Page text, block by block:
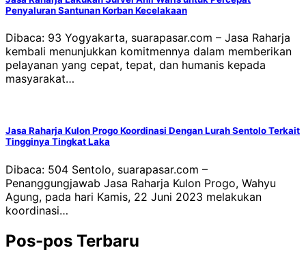
Penyaluran Santunan Korban Kecelakaan
Dibaca: 93 Yogyakarta, suarapasar.com – Jasa Raharja
kembali menunjukkan komitmennya dalam memberikan
pelayanan yang cepat, tepat, dan humanis kepada
masyarakat…
Jasa Raharja Kulon Progo Koordinasi Dengan Lurah Sentolo Terkait
Tingginya Tingkat Laka
Dibaca: 504 Sentolo, suarapasar.com –
Penanggungjawab Jasa Raharja Kulon Progo, Wahyu
Agung, pada hari Kamis, 22 Juni 2023 melakukan
koordinasi…
Pos-pos Terbaru